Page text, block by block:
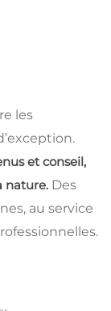
les
et conseil,
nature. Des
au service